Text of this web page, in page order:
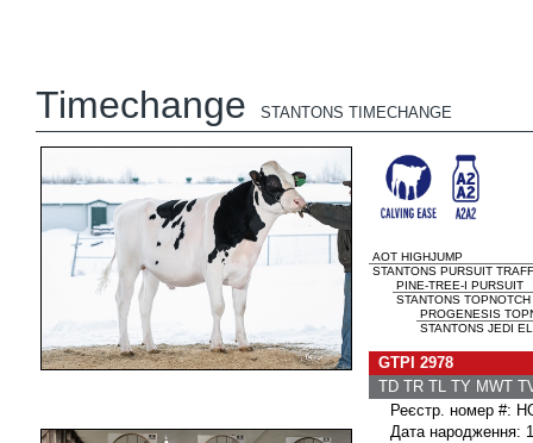
Timechange STANTONS TIMECHANGE
AOT HIGHJUMP
STANTONS PURSUIT
PINE-TREE-I PURSUIT
STANTONS
PROGENESIS
STANTONS JEDI
GTPI 2978
TD TR TL TY MWT
Реєстр. номер #:
Дата народження: